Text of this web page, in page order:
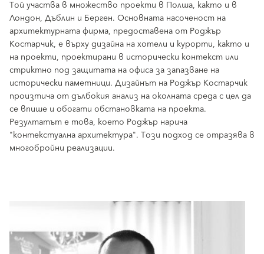
Той участва в множество проекти в Полша, както и в
Лондон, Дъблин и Берген. Основната насоченост на
архитектурната фирма, предоставена от Роджър
Костарчик, е върху дизайна на хотели и курорти, както и
на проекти, проектирани в исторически контекст или
стриктно под защитата на офиса за запазване на
исторически паметници. Дизайнът на Роджър Костарчик
произтича от дълбокия анализ на околната среда с цел да
се впише и обогати обстановката на проекта.
Резултатът е това, което Роджър нарича
"контекстуална архитектура". Този подход се отразява в
многобройни реализации.